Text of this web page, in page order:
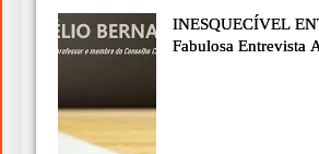
INESQUECÍVEL
Fabulosa Entrevista
Chegou-me às mãos o livro “A
do Cardeal José Tolentino
nos convida a olhar para a vida
ideias que podem fazer diferença
De facto, é uma boa sugestão para...